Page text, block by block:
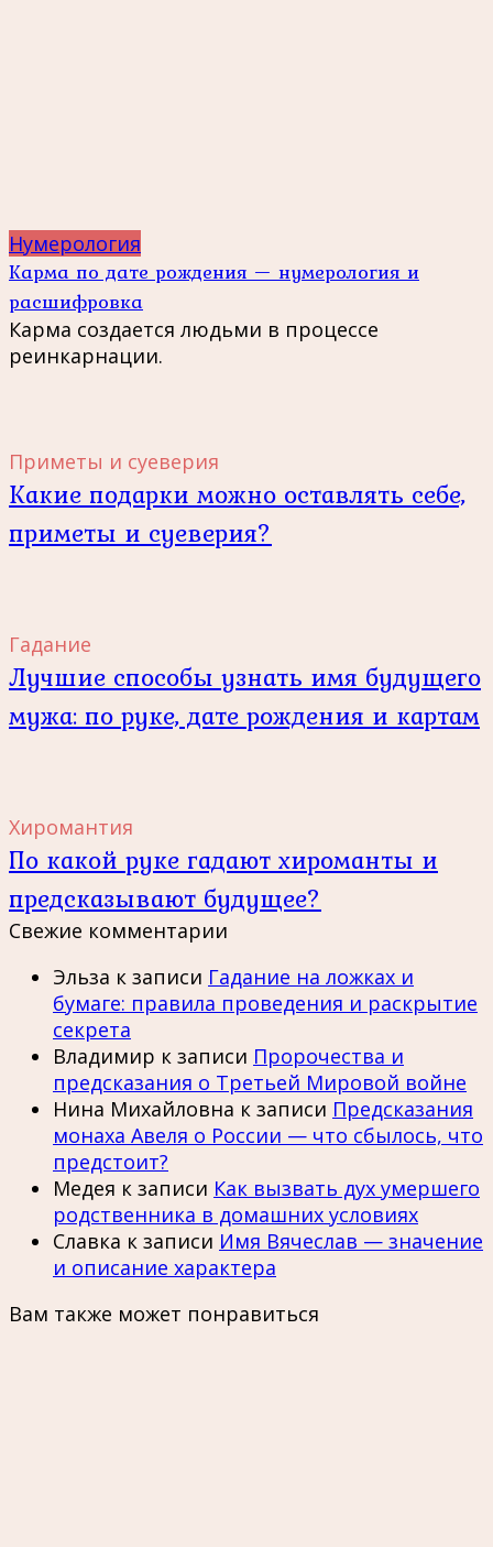
Нумерология
Карма по дате рождения — нумерология и
расшифровка
Карма создается людьми в процессе
реинкарнации.
Приметы и суеверия
Какие подарки можно оставлять себе,
приметы и суеверия?
Гадание
Лучшие способы узнать имя будущего
мужа: по руке, дате рождения и картам
Хиромантия
По какой руке гадают хироманты и
предсказывают будущее?
Свежие комментарии
Эльза к записи Гадание на ложках и
бумаге: правила проведения и раскрытие
секрета
Владимир к записи Пророчества и
предсказания о Третьей Мировой войне
Нина Михайловна к записи Предсказания
монаха Авеля о России — что сбылось, что
предстоит?
Медея к записи Как вызвать дух умершего
родственника в домашних условиях
Славка к записи Имя Вячеслав — значение
и описание характера
Вам также может понравиться